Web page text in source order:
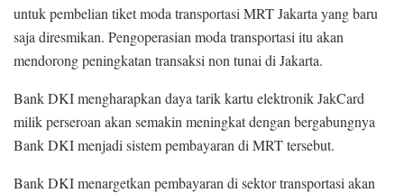
untuk pembelian tiket moda transportasi MRT Jakarta yang baru
saja diresmikan. Pengoperasian moda transportasi itu akan
mendorong peningkatan transaksi non tunai di Jakarta.
Bank DKI mengharapkan daya tarik kartu elektronik JakCard
milik perseroan akan semakin meningkat dengan bergabungnya
Bank DKI menjadi sistem pembayaran di MRT tersebut.
Bank DKI menargetkan pembayaran di sektor transportasi akan